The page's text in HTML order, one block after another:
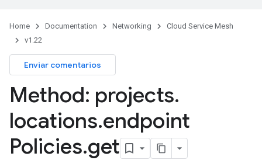
Home Documentation Networking
Cloud Service Mesh
v1.22
Enviar comentarios
Method: projects.
locations.endpoint
Policies.get